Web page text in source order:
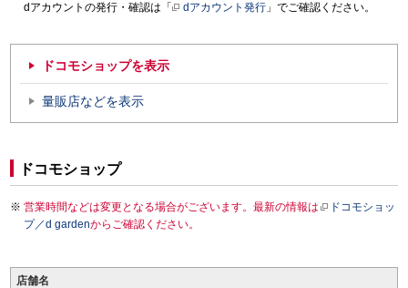
dアカウントの発行・確認は「
dアカウント発行 」でご確認ください。
ドコモショップを表示
量販店などを表示
ドコモショップ
営業時間などは変更となる場合がございます。最新の情報は
ドコモショッ
プ／d gardenからご確認ください。
店舗名